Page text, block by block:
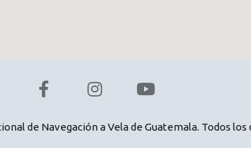
de Navegación a Vela de Guatemala. Todos